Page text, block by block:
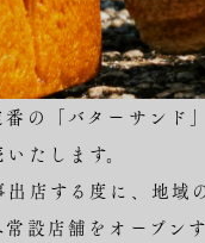
の「バターサン
たします。
出店する度に、地
設店舗をオープン